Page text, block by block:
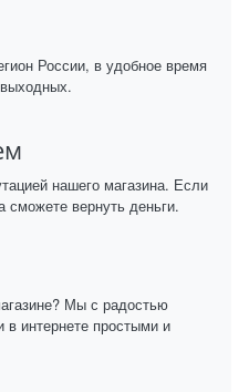
России, в удобное время
нашего магазина. Если
сможете вернуть деньги.
Мы с радостью
в интернете простыми и